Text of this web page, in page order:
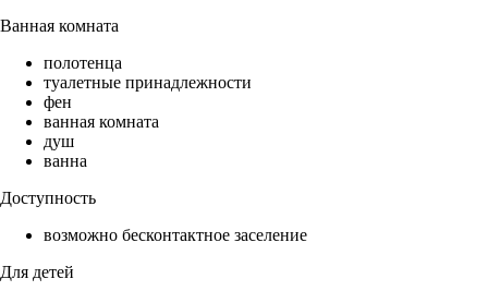
Ванная комната
полотенца
туалетные принадлежности
фен
ванная комната
душ
ванна
Доступность
возможно бесконтактное заселение
Для детей